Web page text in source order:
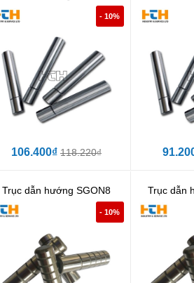
- 10%
106.400₫ 118.220₫
Trục dẫn hướng SGON8
- 10%
Trục dẫn